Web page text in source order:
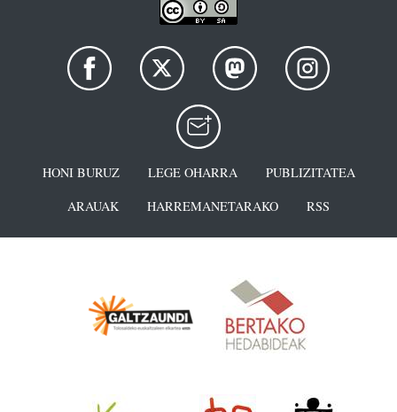
HONI BURUZ LEGE OHARRA
PUBLIZITATEA
ARAUAK
HARREMANETARAKO RSS